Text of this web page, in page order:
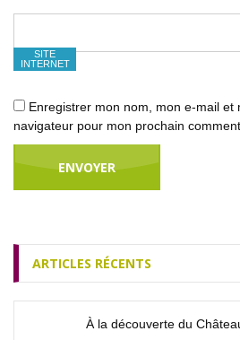
SITE
INTERNET
Enregistrer mon nom, mon e-mail et
navigateur pour mon prochain
ARTICLES RÉCENTS
À la découverte du